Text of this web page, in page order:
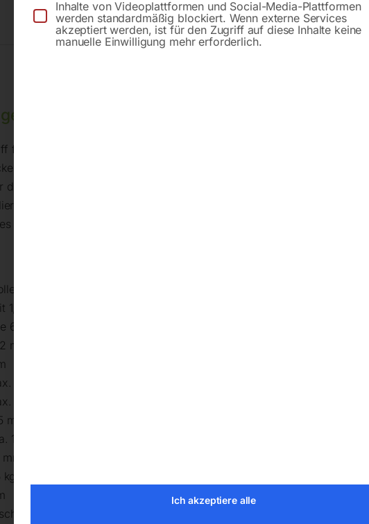
Beschreibung Produktsicherheit
MES 600-2 H
für den mobilen Einsatz
einfache Montage
nach IP 54
Abschalten in der oberen und unteren Endlage
300 kg
m
600 kg
m
ohne Umlenkrolle 8 m/min
mit Umlenkrolle 4 m/min
154 mm
46 x 46 mm
Inhalte von Videoplattformen und Social-Media-Plattformen
werden standardmäßig blockiert. Wenn externe Services
akzeptiert werden, ist für den Zugriff auf diese Inhalte keine
manuelle Einwilligung mehr erforderlich.
Ich akzeptiere alle